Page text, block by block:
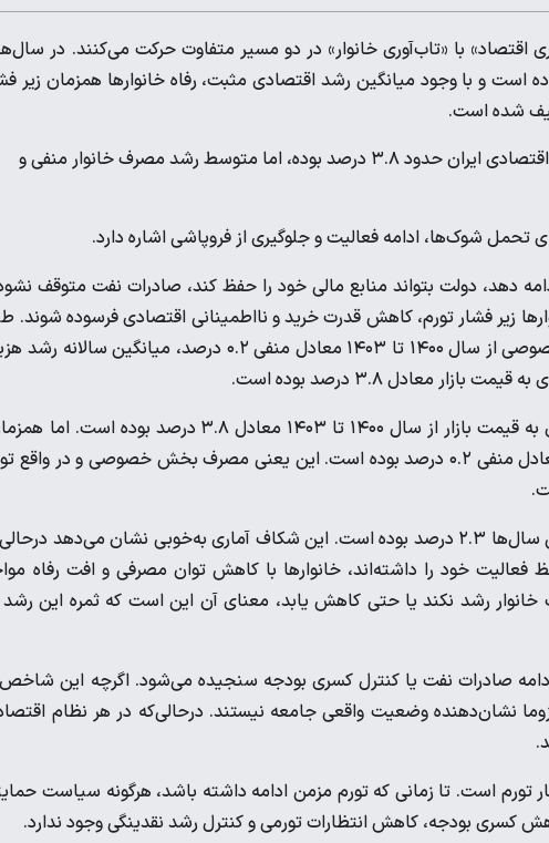
اقتصاد» با «تاب‌آوری خانوار» در دو مسیر متفاوت حرکت می‌کنند. در
است و با وجود میانگین رشد اقتصادی مثبت، رفاه خانوارها همزمان زیر
شده است.
آمارها نشان می‌دهد در سال‌های ۱۴۰۰ تا ۱۴۰۳ متوسط رشد اقتصادی ایران حدود ۳.۸ درصد بوده، اما متوسط رشد مصرف خانوار منفی و
تحمل شوک‌ها، ادامه فعالیت و جلوگیری از فروپاشی اشاره دارد.
دولت بتواند منابع مالی خود را حفظ کند، صادرات نفت متوقف
زیر فشار تورم، کاهش قدرت خرید و نااطمینانی اقتصادی فرسوده شوند.
آمارهای مرکز آمار ایران، میانگین سالانه رشد هزینه نهایی خصوصی از سال ۱۴۰۰ تا ۱۴۰۳ معادل منفی ۰.۲ درصد، میانگین
طبق آمارهای مرکز آمار ایران، میانگین سالانه رشد اقتصادی به قیمت بازار از سال ۱۴۰۰ تا ۱۴۰۳ معادل ۳.۸ درصد بوده
میانگین سالانه رشد هزینه نهایی خصوصی در همین دوره معادل منفی ۰.۲ درصد بوده است. این یعنی مصرف بخش خصوصی و در
در مقابل، میانگین سالانه رشد هزینه نهایی دولتی طی همین سال‌ها ۲.۳ درصد بوده است. این شکاف آماری به‌خوبی نشان می‌دهد
خود را داشته‌اند، خانوارها با کاهش توان مصرفی و افت رفاه
رشد نکند یا حتی کاهش یابد، معنای آن این است که ثمره این رشد
ادامه صادرات نفت یا کنترل کسری بودجه سنجیده می‌شود. اگرچه این
نشان‌دهنده وضعیت واقعی جامعه نیستند. درحالی‌که در هر نظام
تورم است. تا زمانی که تورم مزمن ادامه داشته باشد، هرگونه سیاست
کسری بودجه، کاهش انتظارات تورمی و کنترل رشد نقدینگی وجود ندارد.